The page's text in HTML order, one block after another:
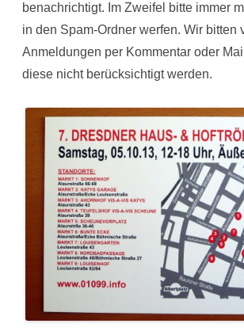
benachrichtigt. Im Zweifel bitte immer
in den Spam-Ordner werfen. Wir bitten
Anmeldungen per Kommentar oder
diese nicht berücksichtigt werden.